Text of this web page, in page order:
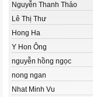
Nguyễn Thanh Thảo
Lê Thị Thư
Hong Ha
Y Hon Ông
nguyễn hồng ngọc
nong ngan
Nhat Minh Vu